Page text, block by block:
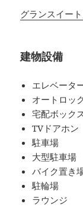
グランスイー
建物設備
エレベータ
オートロッ
宅配ボック
TVドアホン
駐車場
大型駐車場
バイク置き
駐輪場
ラウンジ